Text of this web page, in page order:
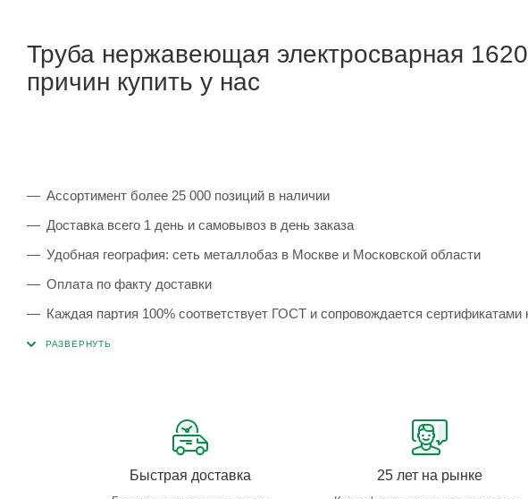
Труба нержавеющая электросварная
причин купить у нас
Ассортимент более 25 000 позиций в наличии
Доставка всего 1 день и самовывоз в день заказа
Удобная география: сеть металлобаз в Москве и Московской области
Оплата по факту доставки
Каждая партия 100% соответствует ГОСТ и сопровождается сертификатами
Сервисные услуги: резка, гибка, металлообработка
Быстрая доставка 25 лет на рынке